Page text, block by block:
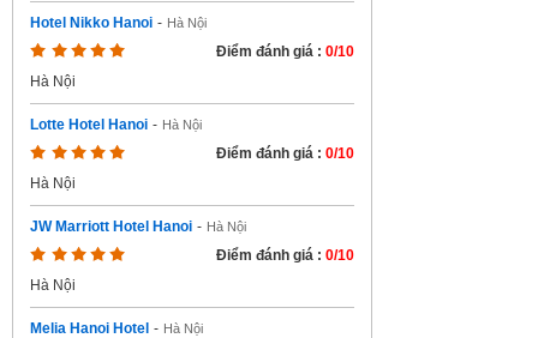
Hotel Nikko Hanoi - Hà Nội
Điểm đánh giá : 0/10
Hà Nội
Lotte Hotel Hanoi - Hà Nội
Điểm đánh giá : 0/10
Hà Nội
JW Marriott Hotel Hanoi - Hà Nội
Điểm đánh giá : 0/10
Hà Nội
Melia Hanoi Hotel - Hà Nội